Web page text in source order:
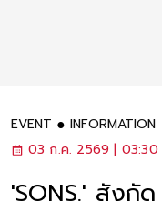
EVENT
INFORMATION
03 ก.ค. 2569 | 03:30
'SONS.' สังกั